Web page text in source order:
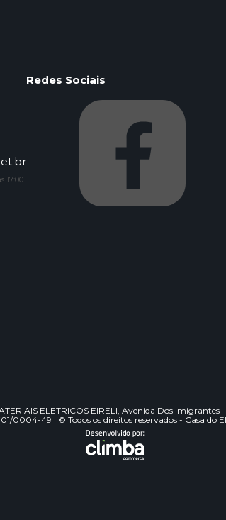
17:00
Redes Sociais
ELETRICOS EIRELI, Avenida Dos
0004-49 | © Todos os direitos reservados - Casa do